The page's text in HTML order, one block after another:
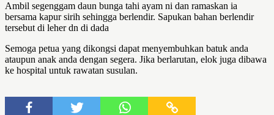
Ambil segenggam daun bunga tahi ayam ni dan ramaskan ia
bersama kapur sirih sehingga berlendir. Sapukan bahan berlendir
tersebut di leher dn di dada
Semoga petua yang dikongsi dapat menyembuhkan batuk anda
ataupun anak anda dengan segera. Jika berlarutan, elok juga dibawa
ke hospital untuk rawatan susulan.